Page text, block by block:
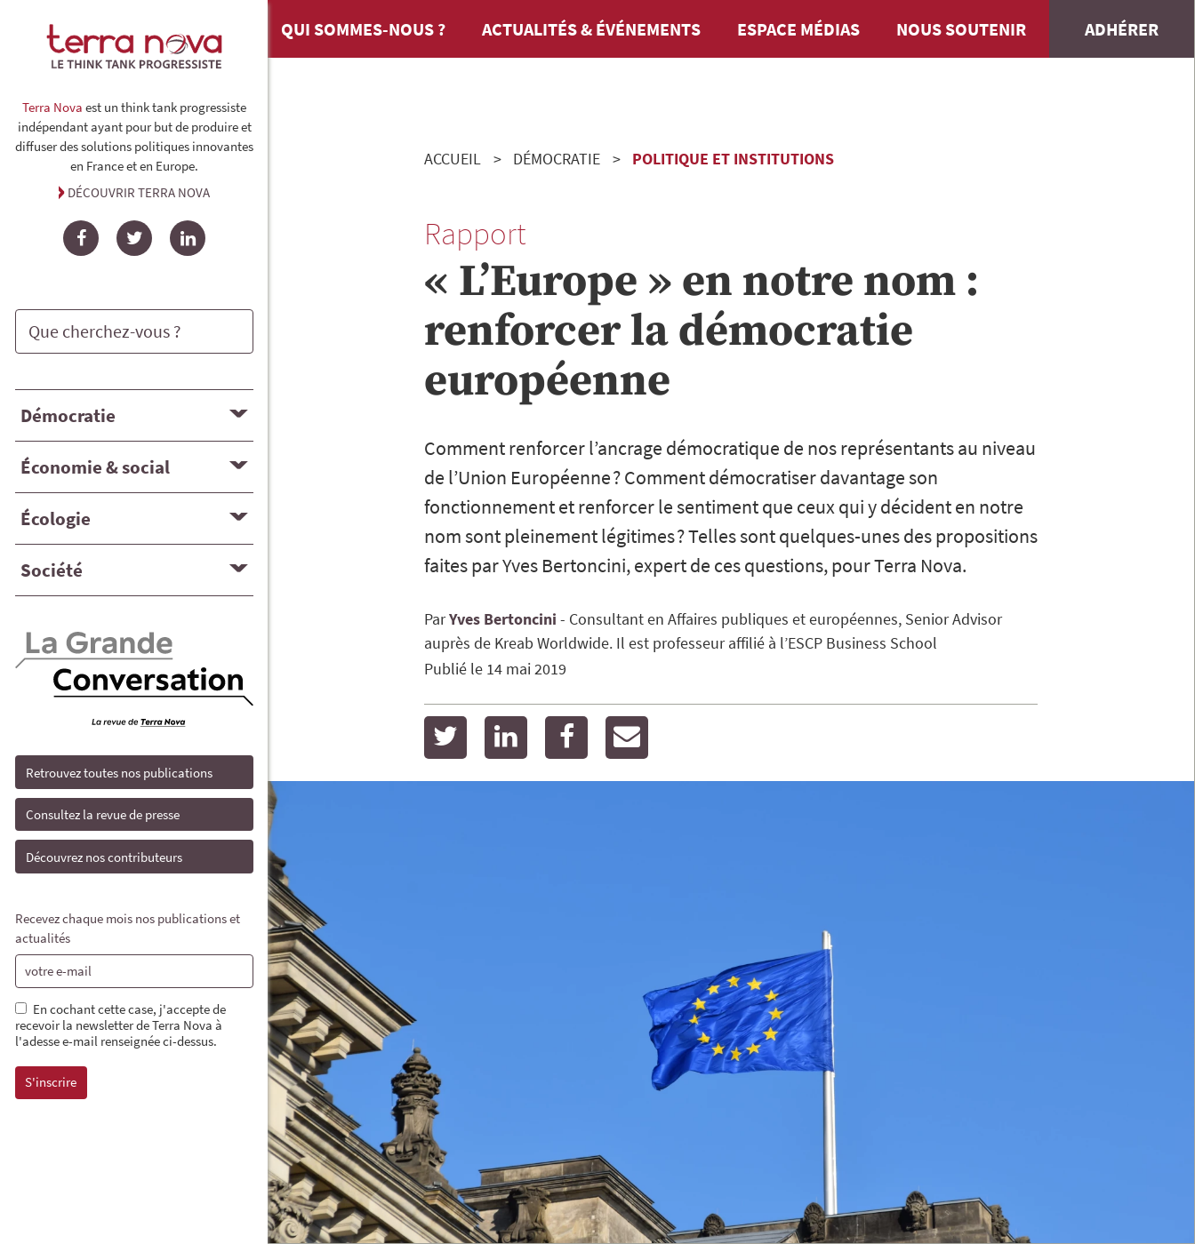
Terra Nova est un think tank progressiste
indépendant ayant pour but de produire et
diffuser des solutions politiques innovantes
en France et en Europe.
DÉCOUVRIR TERRA NOVA
FacebookTwitterLinkedIn
Démocratie
Économie & social
Écologie
Société
Retrouvez toutes nos publications
Consultez la revue de presse
Découvrez nos contributeurs
Recevez chaque mois nos publications et
actualités
En cochant cette case, j'accepte de
recevoir la newsletter de Terra Nova à
l'adesse e-mail renseignée ci-dessus.
QUI SOMMES-NOUS ? ACTUALITÉS & ÉVÉNEMENTS ESPACE MÉDIAS NOUS SOUTENIR ADHÉRER
ACCUEIL DÉMOCRATIE POLITIQUE ET INSTITUTIONS
Rapport
« L’Europe » en notre nom :
renforcer la démocratie
européenne
Comment renforcer l’ancrage démocratique de nos représentants au niveau
de l’Union Européenne ? Comment démocratiser davantage son
fonctionnement et renforcer le sentiment que ceux qui y décident en notre
nom sont pleinement légitimes ? Telles sont quelques-unes des propositions
faites par Yves Bertoncini, expert de ces questions, pour Terra Nova.
ParYves Bertoncini
Consultant en Affaires publiques et européennes, Senior Advisor
auprès de Kreab Worldwide. Il est professeur affilié à l’ESCP Business School
Publié le 14 mai 2019
twitter linkedin facebook